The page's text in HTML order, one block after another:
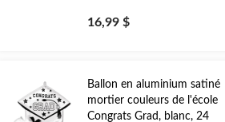
16,99 $
Ballon en aluminium satiné
mortier couleurs de l'école
Congrats Grad, blanc, 24